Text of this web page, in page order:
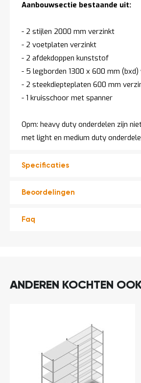
Aanbouwsectie bestaande uit:
- 2 stijlen 2000 mm verzinkt
- 2 voetplaten verzinkt
- 2 afdekdoppen kunststof
- 5 legborden 1300 x 600 mm
- 2 steekdiepteplaten 600 mm
- 1 kruisschoor met spanner
Opm: heavy duty onderdelen zijn
met light en medium duty
Specificaties
Beoordelingen
Faq
ANDEREN KOCHTEN